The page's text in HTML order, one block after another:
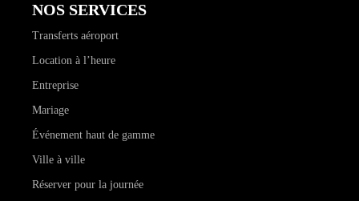
NOS SERVICES
Transferts aéroport
Location à l’heure
Entreprise
Mariage
Événement haut de gamme
Ville à ville
Réserver pour la journée